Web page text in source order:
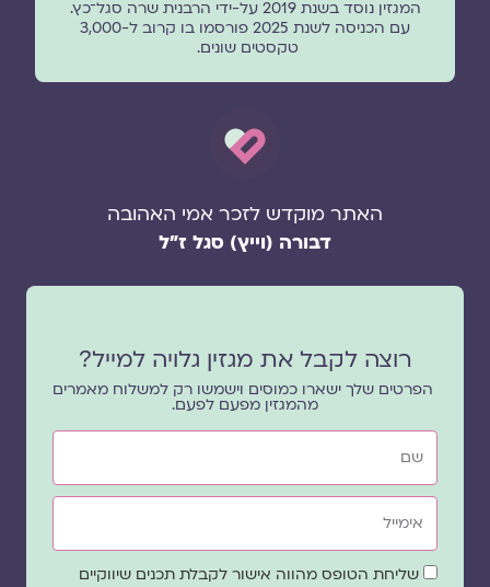
המגזין נוסד בשנת 2019 על-ידי הרבנית שרה סגל־כץ.
עם הכניסה לשנת 2025 פורסמו בו קרוב ל-3,000
טקסטים שונים.
האתר מוקדש לזכר אמי האהובה
דבורה (וייץ) סגל ז"ל
רוצה לקבל את מגזין גלויה למייל?
הפרטים שלך ישארו כמוסים וישמשו רק למשלוח מאמרים
מהמגזין מפעם לפעם.
שם
אימייל
שדהשליחת הטופס מהווה אישור לקבלת תכנים שיווקיים